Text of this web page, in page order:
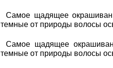
Самое щадящее
темные от природы волосы
Самое щадящее
темные от природы волосы